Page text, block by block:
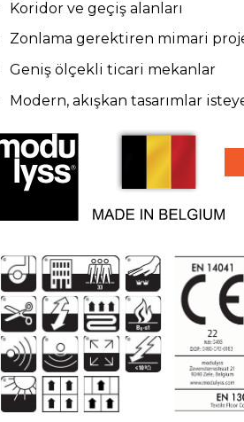
Koridor ve geçiş alanları
Zonlama gerektiren mimari
Geniş ölçekli ticari mekanlar
Modern, akışkan tasarımlar